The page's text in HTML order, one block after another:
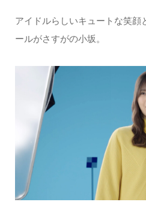
アイドルらしいキュートな笑顔
ールがさすがの小坂。